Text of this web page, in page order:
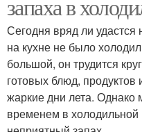
запаха в
Сегодня вряд ли удастся
на кухне не было
большой, он трудится
готовых блюд,
жаркие дни лета. Однако
временем в